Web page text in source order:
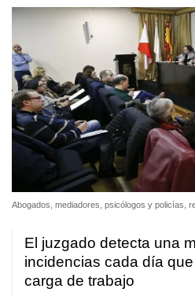
Abogados, mediadores, psicólogos y policías,
El juzgado detecta una
incidencias cada día
carga de trabajo